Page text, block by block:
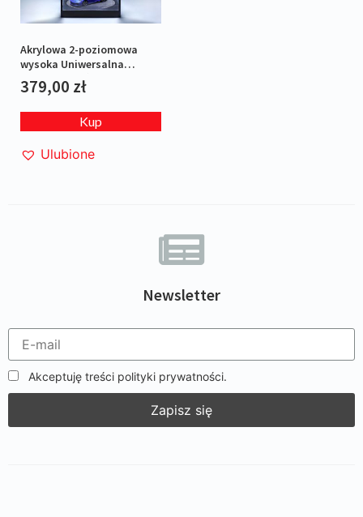
Newsletter
Akceptuję treści polityki prywatności.
Akrylowa 2-poziomowa
wysoka Uniwersalna
Gablotka z ośw. LED i
obrotową platformą
379,00 zł
Kup
Ulubione